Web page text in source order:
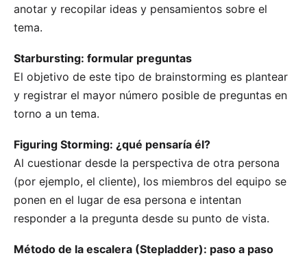
anotar y recopilar ideas y pensamientos sobre el
tema.
Starbursting: formular preguntas
El objetivo de este tipo de brainstorming es plantear
y registrar el mayor número posible de preguntas en
torno a un tema.
Figuring Storming: ¿qué pensaría él?
Al cuestionar desde la perspectiva de otra persona
(por ejemplo, el cliente), los miembros del equipo se
ponen en el lugar de esa persona e intentan
responder a la pregunta desde su punto de vista.
Método de la escalera (Stepladder): paso a paso